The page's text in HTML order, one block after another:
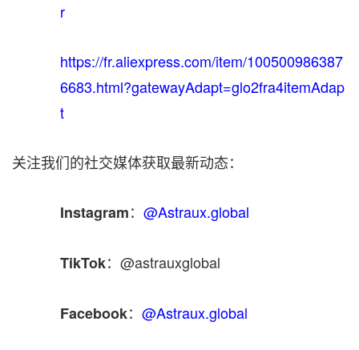
r
https://fr.aliexpress.com/item/100500986387
6683.html?gatewayAdapt=glo2fra4itemAdap
t
关注我们的社交媒体获取最新动态：
Instagram： @Astraux.global
TikTok：@astrauxglobal
Facebook： @Astraux.global